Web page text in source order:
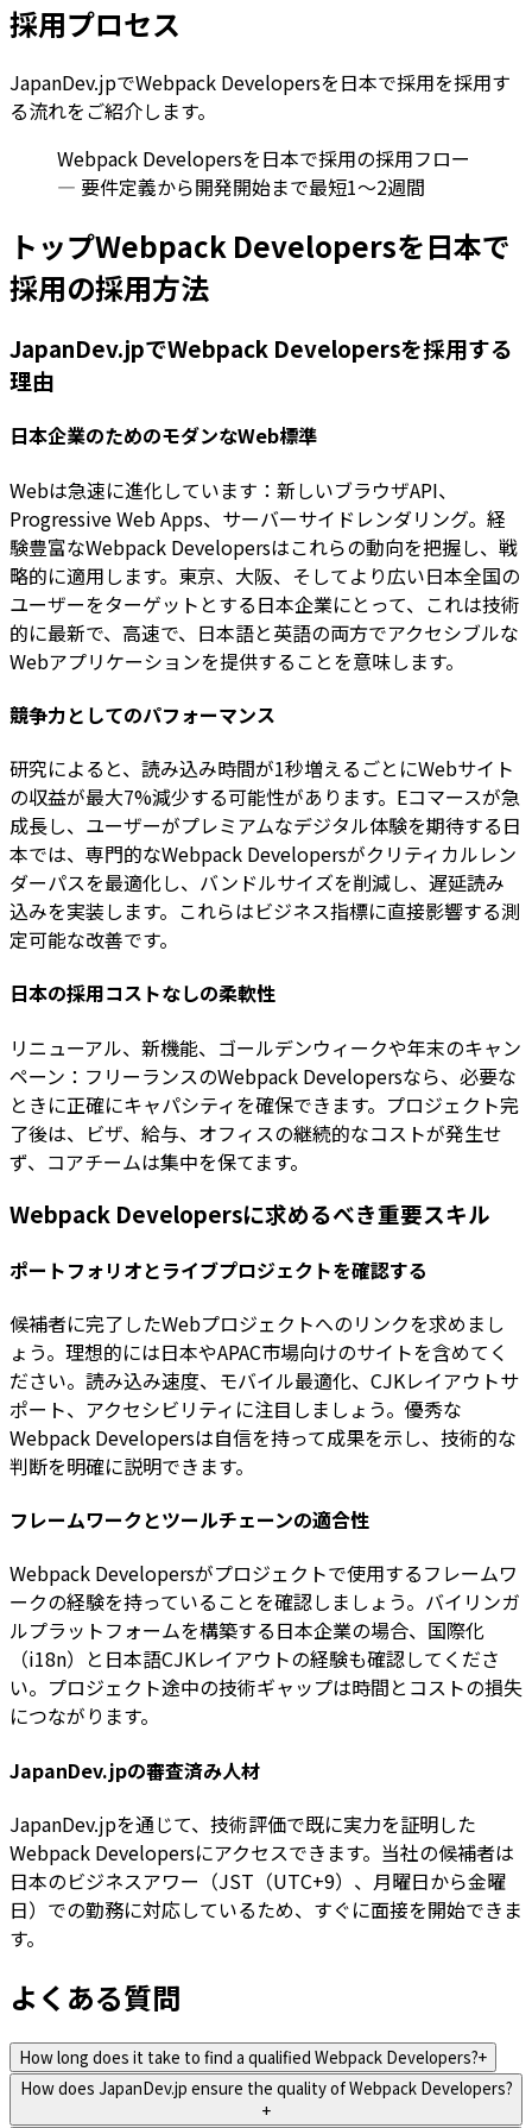
採用プロセス
JapanDev.jpでWebpack Developersを日本で採用を採用す
る流れをご紹介します。
Webpack Developersを日本で採用の採用フロー
— 要件定義から開発開始まで最短1〜2週間
トップWebpack Developersを日本で
採用の採用方法
JapanDev.jpでWebpack Developersを採用する
理由
日本企業のためのモダンなWeb標準
Webは急速に進化しています：新しいブラウザAPI、
Progressive Web Apps、サーバーサイドレンダリング。経
験豊富なWebpack Developersはこれらの動向を把握し、戦
略的に適用します。東京、大阪、そしてより広い日本全国の
ユーザーをターゲットとする日本企業にとって、これは技術
的に最新で、高速で、日本語と英語の両方でアクセシブルな
Webアプリケーションを提供することを意味します。
競争力としてのパフォーマンス
研究によると、読み込み時間が1秒増えるごとにWebサイト
の収益が最大7%減少する可能性があります。Eコマースが急
成長し、ユーザーがプレミアムなデジタル体験を期待する日
本では、専門的なWebpack Developersがクリティカルレン
ダーパスを最適化し、バンドルサイズを削減し、遅延読み
込みを実装します。これらはビジネス指標に直接影響する測
定可能な改善です。
日本の採用コストなしの柔軟性
リニューアル、新機能、ゴールデンウィークや年末のキャン
ペーン：フリーランスのWebpack Developersなら、必要な
ときに正確にキャパシティを確保できます。プロジェクト完
了後は、ビザ、給与、オフィスの継続的なコストが発生せ
ず、コアチームは集中を保てます。
Webpack Developersに求めるべき重要スキル
ポートフォリオとライブプロジェクトを確認する
候補者に完了したWebプロジェクトへのリンクを求めまし
ょう。理想的には日本やAPAC市場向けのサイトを含めてく
ださい。読み込み速度、モバイル最適化、CJKレイアウトサ
ポート、アクセシビリティに注目しましょう。優秀な
Webpack Developersは自信を持って成果を示し、技術的な
判断を明確に説明できます。
フレームワークとツールチェーンの適合性
Webpack Developersがプロジェクトで使用するフレームワ
ークの経験を持っていることを確認しましょう。バイリンガ
ルプラットフォームを構築する日本企業の場合、国際化
（i18n）と日本語CJKレイアウトの経験も確認してくださ
い。プロジェクト途中の技術ギャップは時間とコストの損失
につながります。
JapanDev.jpの審査済み人材
JapanDev.jpを通じて、技術評価で既に実力を証明した
Webpack Developersにアクセスできます。当社の候補者は
日本のビジネスアワー（JST（UTC+9）、月曜日から金曜
日）での勤務に対応しているため、すぐに面接を開始できま
す。
よくある質問
How long does it take to find a qualified Webpack Developers?+
How does JapanDev.jp ensure the quality of Webpack Developers?
+